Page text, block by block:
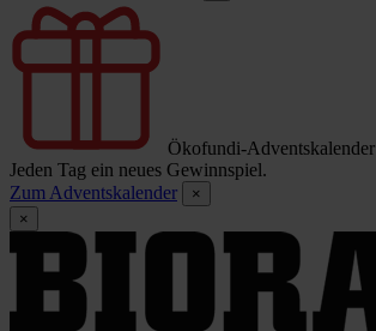
Ökofundi-Adventskalender
Jeden Tag ein neues Gewinnspiel.
Zum Adventskalender
×
×